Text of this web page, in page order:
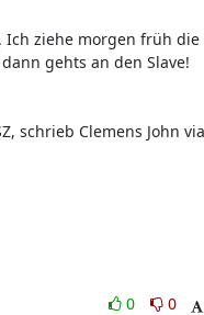
Ich ziehe morgen früh die
gehts an den Slave!
schrieb Clemens John via
0
0